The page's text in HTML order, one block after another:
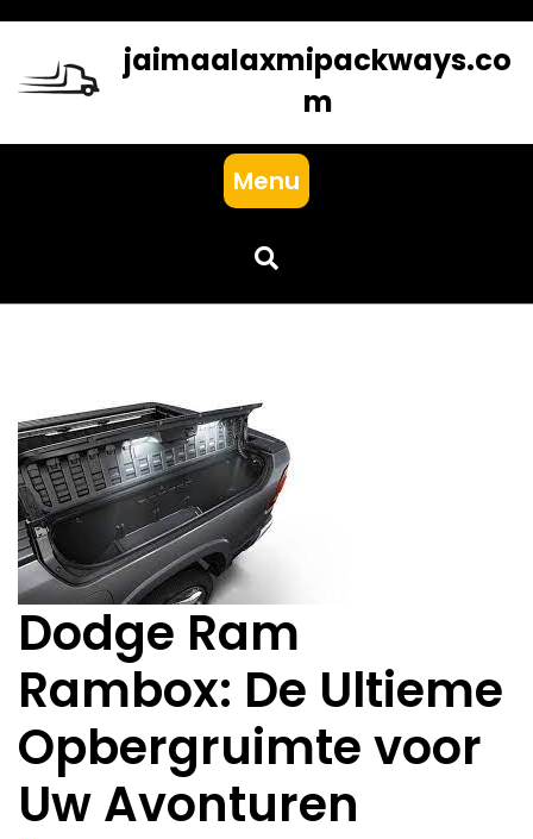
content
jaimaalaxmipackways.co
m
Menu
Dodge Ram
Rambox: De Ultieme
Opbergruimte voor
Uw Avonturen